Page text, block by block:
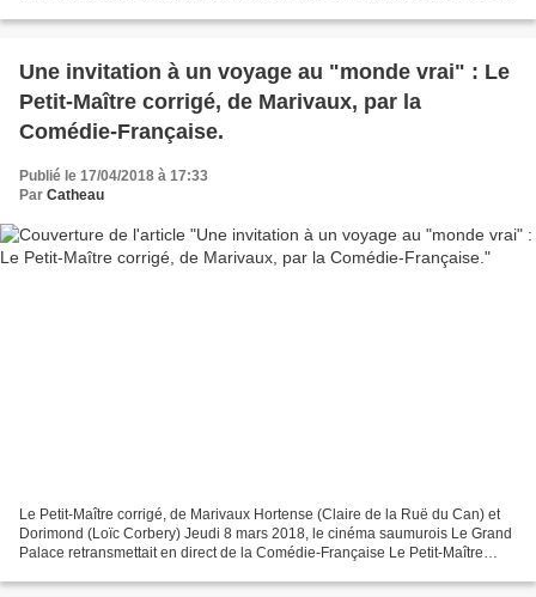
Une invitation à un voyage au "monde vrai" : Le
Petit-Maître corrigé, de Marivaux, par la
Comédie-Française.
Publié le 17/04/2018 à 17:33
Par Catheau
Le Petit-Maître corrigé, de Marivaux Hortense (Claire de la Ruë du Can) et
Dorimond (Loïc Corbery) Jeudi 8 mars 2018, le cinéma saumurois Le Grand
Palace retransmettait en direct de la Comédie-Française Le Petit-Maître